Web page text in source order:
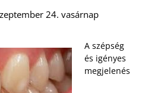
24. vasárnap
A szépség
és igényes
megjelenés